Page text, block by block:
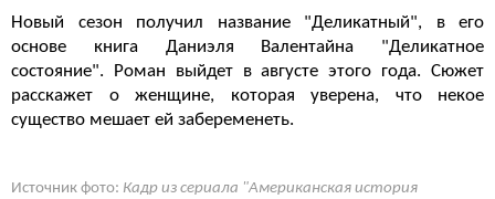
Новый сезон получил название "Деликатный", в его
основе книга Даниэля Валентайна "Деликатное
состояние". Роман выйдет в августе этого года. Сюжет
расскажет о женщине, которая уверена, что некое
существо мешает ей забеременеть.
Источник фото: Кадр из сериала "Американская история